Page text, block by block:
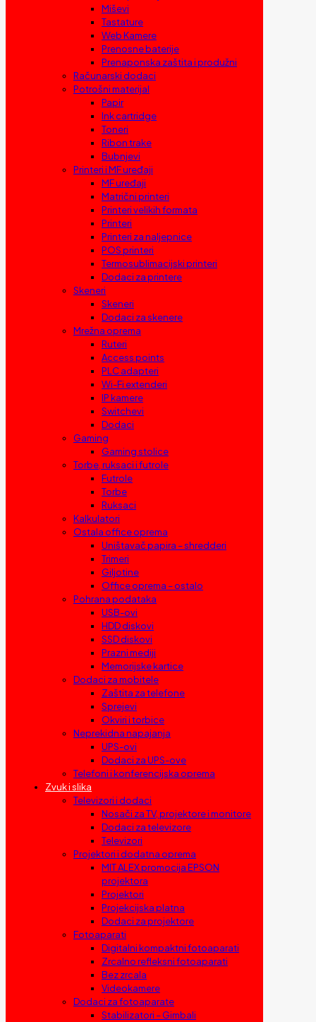
Miševi
Tastature
Web Kamere
Prenosne baterije
Prenaponska zaštita i produžni
Računarski dodaci
Potrošni materijal
Papir
Ink cartridge
Toneri
Ribon trake
Bubnjevi
Printeri i MF uređaji
MF uređaji
Matrični printeri
Printeri velikih formata
Printeri
Printeri za naljepnice
POS printeri
Termosublimacijski printeri
Dodaci za printere
Skeneri
Skeneri
Dodaci za skenere
Mrežna oprema
Ruteri
Access points
PLC adapteri
Wi-Fi extenderi
IP kamere
Switchevi
Dodaci
Gaming
Gaming stolice
Torbe, ruksaci i futrole
Futrole
Torbe
Ruksaci
Kalkulatori
Ostala office oprema
Uništavač papira – shredderi
Trimeri
Giljotine
Office oprema – ostalo
Pohrana podataka
USB-ovi
HDD diskovi
SSD diskovi
Prazni mediji
Memorijske kartice
Dodaci za mobitele
Zaštita za telefone
Sprejevi
Okviri i torbice
Neprekidna napajanja
UPS-ovi
Dodaci za UPS-ove
Telefoni i konferencijska oprema
Zvuk i slika
Televizori i dodaci
Nosači za TV, projektore i monitore
Dodaci za televizore
Televizori
Projektori i dodatna oprema
MIT ALEX promocija EPSON
projektora
Projektori
Projekcijska platna
Dodaci za projektore
Fotoaparati
Digitalni kompaktni fotoaparati
Zrcalno refleksni fotoaparati
Bez zrcala
Videokamere
Dodaci za fotoaparate
Stabilizatori – Gimbali